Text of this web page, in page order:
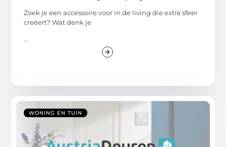
Zoek je een accessoire voor in de living die extra sfeer
creëert? Wat denk je
...
WONING EN TUIN